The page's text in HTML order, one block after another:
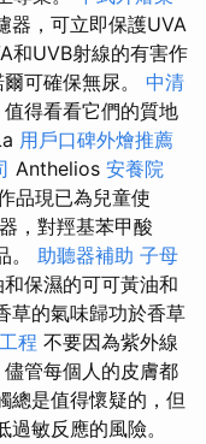
器，可立即保護UVA
和UVB射線的有害作
可確保無尿。 中清
得看看它們的質地
用戶口碑外燴推薦
Anthelios 安養院
品現已為兒童使
，對羥基苯甲酸
。 助聽器補助 子母
保濕的可可黃油和
草的氣味歸功於香草
程 不要因為紫外線
儘管每個人的皮膚都
總是值得懷疑的，但
敏反應的風險。